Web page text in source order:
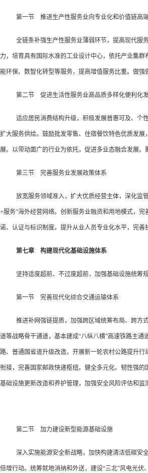
第一节 推进生产性服务业向专业化和价值链高
全链条补强生产性服务业薄弱环节，提高现代服
力，培育具有国际水准的工业设计中心，依托产业集
能环保、数智化转型等服务，提高增值服务比重。做
第二节 促进生活性服务业高品质多样化便利化
适应居民消费结构升级，积极发展普惠可及、个
扩大服务供给。鼓励批发零售、住宿餐饮特色优质发
展。以带动面广的行业为依托，促进多业态融合发展
第三节 完善服务业发展政策体系
放宽服务领域准入，扩大优质经营主体，深化监
+服务”海外经营网络。创新服务业融资和用地模式，
诺、认证与标识制度。提升从业人员专业化水平，完
第七章 构建现代化基础设施体系
坚持适度超前、不过度超前，加强基础设施统筹
第一节 完善现代化综合交通运输体系
推进补网强链提质，加强跨区域统筹布局、跨方
道等战略骨干通道，基本建成“八纵八横”高速铁路主
路、普通国省道升级改造，开展新一轮农村公路提升
衔接，完善国家邮政快递枢纽。健全多元化、韧性强
基础设施更新改造和养护管理，加强安全风险评估和
第二节 加力建设新型能源基础设施
深入实施能源安全新战略，加快构建清洁低碳安
倍增行动。统筹就地消纳和外送，建设“三北”风电光